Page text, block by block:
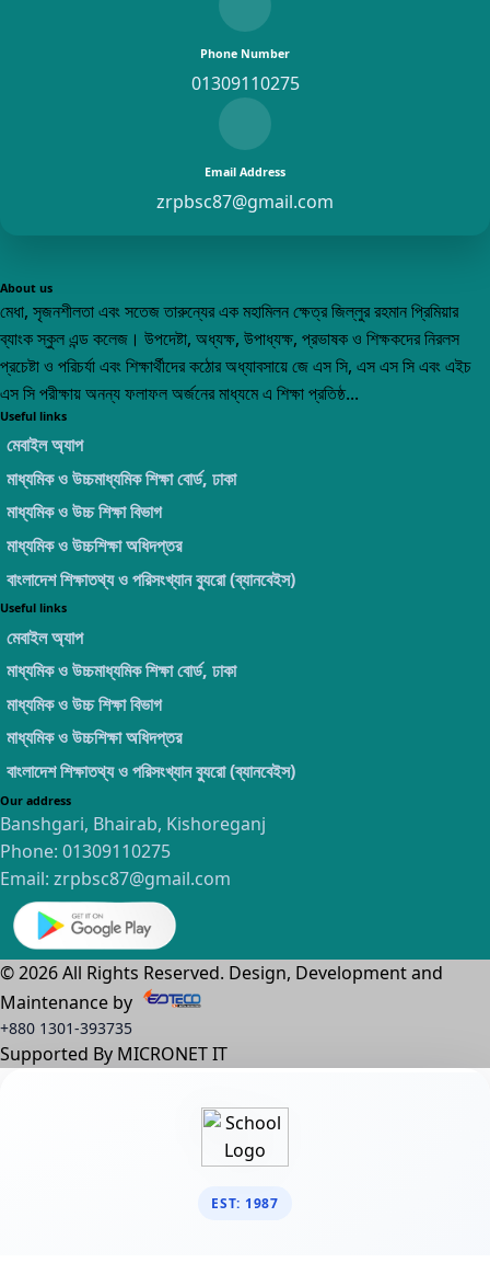
Phone Number
01309110275
Email Address
zrpbsc87@gmail.com
About us
মেধা, সৃজনশীলতা এবং সতেজ তারুন্যের এক মহামিলন ক্ষেত্র জিল্লুর রহমান প্রিমিয়ার
ব্যাংক স্কুল এন্ড কলেজ। উপদেষ্টা, অধ্যক্ষ, উপাধ্যক্ষ, প্রভাষক ও শিক্ষকদের নিরলস
প্রচেষ্টা ও পরিচর্যা এবং শিক্ষার্থীদের কঠোর অধ্যাবসায়ে জে এস সি, এস এস সি এবং এইচ
এস সি পরীক্ষায় অনন্য ফলাফল অর্জনের মাধ্যমে এ শিক্ষা প্রতিষ্ঠ...
Useful links
মেবাইল অ্যাপ
মাধ্যমিক ও উচ্চমাধ্যমিক শিক্ষা বোর্ড, ঢাকা
মাধ্যমিক ও উচ্চ শিক্ষা বিভাগ
মাধ্যমিক ও উচ্চশিক্ষা অধিদপ্তর
বাংলাদেশ শিক্ষাতথ্য ও পরিসংখ্যান ব্যুরো (ব্যানবেইস)
Useful links
মেবাইল অ্যাপ
মাধ্যমিক ও উচ্চমাধ্যমিক শিক্ষা বোর্ড, ঢাকা
মাধ্যমিক ও উচ্চ শিক্ষা বিভাগ
মাধ্যমিক ও উচ্চশিক্ষা অধিদপ্তর
বাংলাদেশ শিক্ষাতথ্য ও পরিসংখ্যান ব্যুরো (ব্যানবেইস)
Our address
Banshgari, Bhairab, Kishoreganj
Phone: 01309110275
Email: zrpbsc87@gmail.com
©2026All Rights Reserved. Design, Development and
Maintenance by
+880 1301-393735
Supported By MICRONET IT
EST: 1987